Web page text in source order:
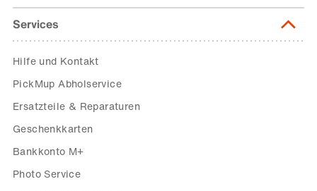
Services
Hilfe und Kontakt
PickMup Abholservice
Ersatzteile & Reparaturen
Geschenkkarten
Bankkonto M+
Photo Service